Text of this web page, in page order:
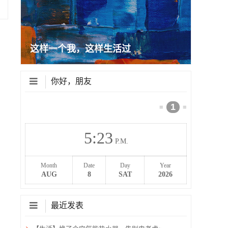
这样一个我，这样生活过
你好，朋友
≡ 1 ≡
5:23 P.M.
Month
AUG
Date
8
Day
SAT
Year
2026
最近发表